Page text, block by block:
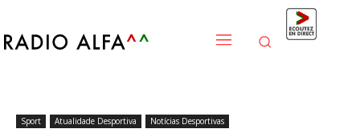
Sport Atualidade Desportiva Notícias Desportivas